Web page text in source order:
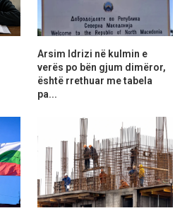
Arsim Idrizi në kulmin e
verës po bën gjum dimëror,
është rrethuar me tabela
pa...